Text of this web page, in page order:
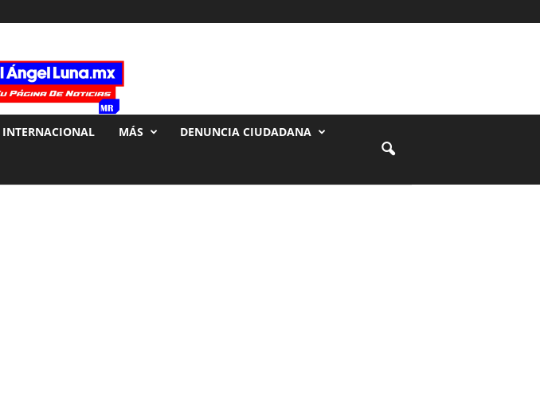
INTERNACIONAL MÁS DENUNCIA CIUDADANA